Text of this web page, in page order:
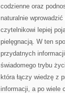
codzienne oraz
naturalnie
czytelnikowi lepiej
pielęgnacją. W ten
przydatnych
świadomego trybu
która łączy wiedzę z
informacji, a po wiele